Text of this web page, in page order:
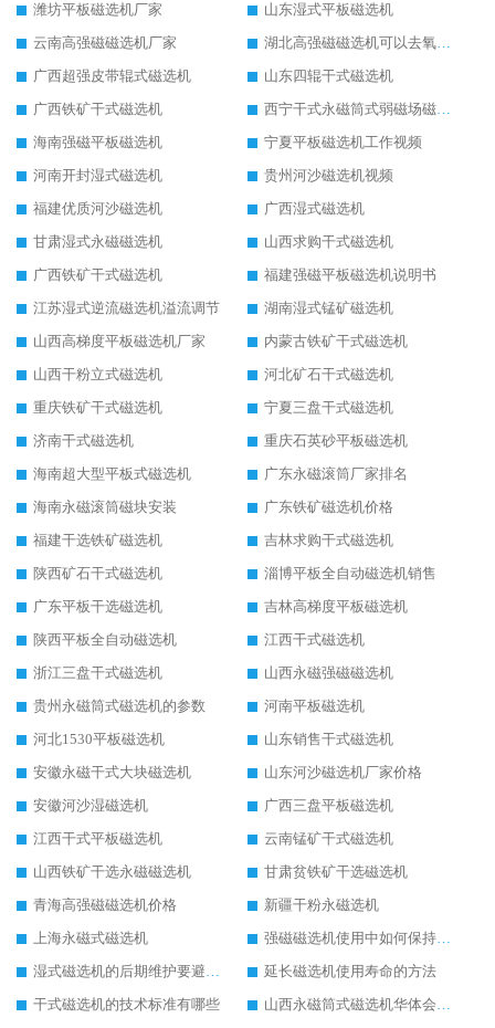
潍坊平板磁选机厂家
山东湿式平板磁选机
云南高强磁磁选机厂家
湖北高强磁磁选机可以去氧化铝
广西超强皮带辊式磁选机
山东四辊干式磁选机
广西铁矿干式磁选机
西宁干式永磁筒式弱磁场磁选机结构图
海南强磁平板磁选机
宁夏平板磁选机工作视频
河南开封湿式磁选机
贵州河沙磁选机视频
福建优质河沙磁选机
广西湿式磁选机
甘肃湿式永磁磁选机
山西求购干式磁选机
广西铁矿干式磁选机
福建强磁平板磁选机说明书
江苏湿式逆流磁选机溢流调节
湖南湿式锰矿磁选机
山西高梯度平板磁选机厂家
内蒙古铁矿干式磁选机
山西干粉立式磁选机
河北矿石干式磁选机
重庆铁矿干式磁选机
宁夏三盘干式磁选机
济南干式磁选机
重庆石英砂平板磁选机
海南超大型平板式磁选机
广东永磁滚筒厂家排名
海南永磁滚筒磁块安装
广东铁矿磁选机价格
福建干选铁矿磁选机
吉林求购干式磁选机
陕西矿石干式磁选机
淄博平板全自动磁选机销售
广东平板干选磁选机
吉林高梯度平板磁选机
陕西平板全自动磁选机
江西干式磁选机
浙江三盘干式磁选机
山西永磁强磁磁选机
贵州永磁筒式磁选机的参数
河南平板磁选机
河北1530平板磁选机
山东销售干式磁选机
安徽永磁干式大块磁选机
山东河沙磁选机厂家价格
安徽河沙湿磁选机
广西三盘平板磁选机
江西干式平板磁选机
云南锰矿干式磁选机
山西铁矿干选永磁磁选机
甘肃贫铁矿干选磁选机
青海高强磁磁选机价格
新疆干粉永磁选机
上海永磁式磁选机
强磁磁选机使用中如何保持其顺畅运行
湿式磁选机的后期维护要避开哪些坑
延长磁选机使用寿命的方法
干式磁选机的技术标准有哪些
山西永磁筒式磁选机华体会手机网页版-华体会(中国)